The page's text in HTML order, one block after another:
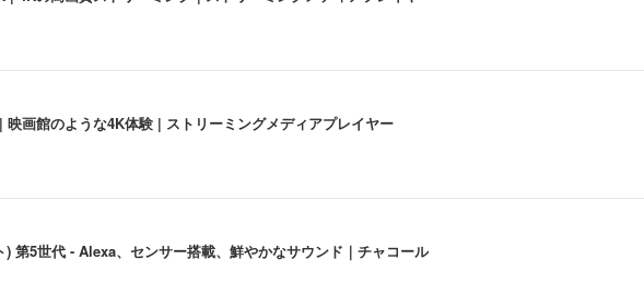
画館のような4K体験 | ストリーミングメディアプレイヤー
第5世代 - Alexa、センサー搭載、鮮やかなサウンド｜チャコール